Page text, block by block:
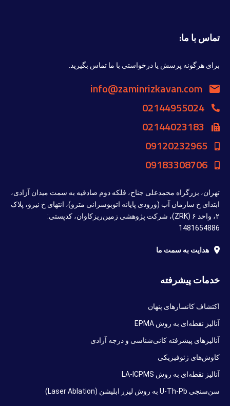
تماس با ما:
برای هرگونه پرسش یا درخواستی با ما تماس بگیرید.
info@zaminrizkavan.com
02144955024
02144023183
09120232965
09183308706
تهران، بزرگراه محمدعلی جناح، فلکه دوم صادقیه به سمت میدان آزادی،
ابتدای خ سازمان آب (ورودی پایانه اتوبوسرانی مترو)، انتهای خ نیرو، پلاک
۲، واحد ۶ (ZRK)، شرکت پژوهشی زمین‌ریزکاوان، کدپستی:
1481654886
هدایت به سمت ما
خدمات پیشرفته
اکتشاف کانسارهای پنهان
آنالیز نقطه‌ای به روش EPMA
آنالیزهای پیشرفته کانی‌شناسی و درجه آزادی
کاوش‌های ژئوفیزیکی
آنالیز نقطه‌ای به روش LA-ICPMS
سن‌سنجی U-Th-Pb به روش لیزر ابلیشن (Laser Ablation)